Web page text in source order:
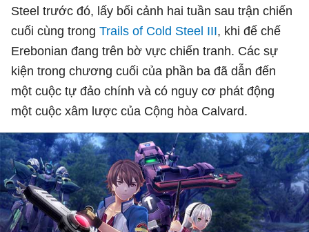
Steel trước đó, lấy bối cảnh hai tuần sau trận chiến
cuối cùng trong Trails of Cold Steel III, khi đế chế
Erebonian đang trên bờ vực chiến tranh. Các sự
kiện trong chương cuối của phần ba đã dẫn đến
một cuộc tự đảo chính và có nguy cơ phát động
một cuộc xâm lược của Cộng hòa Calvard.